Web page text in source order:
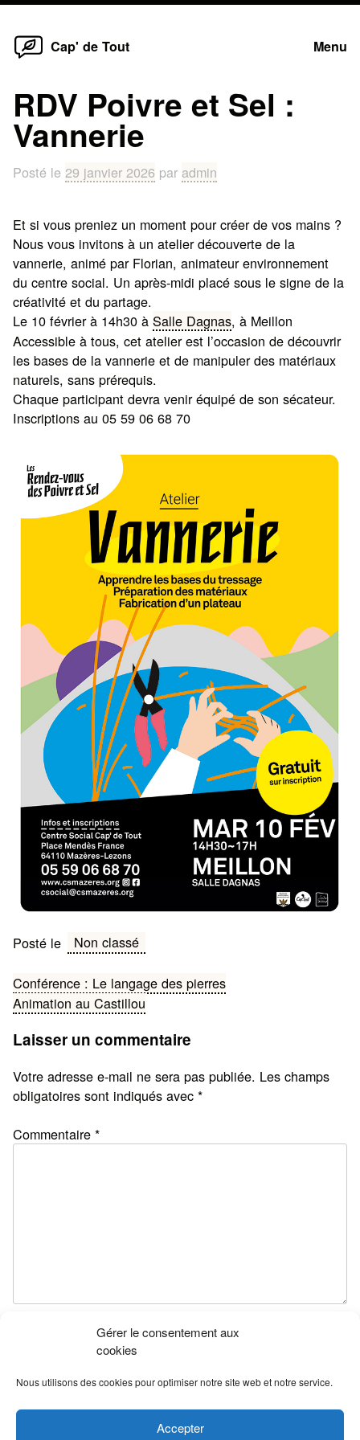
Gérer le consentement aux
cookies
Nous utilisons des cookies pour optimiser notre site web et notre service.
Accepter
Skip
Cap' de Tout Menu
RDV Poivre et Sel :
Vannerie
Posté le 29 janvier 2026 par admin
Et si vous preniez un moment pour créer de vos mains ?
Nous vous invitons à un atelier découverte de la
vannerie, animé par Florian, animateur environnement
du centre social. Un après-midi placé sous le signe de la
créativité et du partage.
Le 10 février à 14h30 àSalle Dagnas, à Meillon
Accessible à tous, cet atelier est l’occasion de découvrir
les bases de la vannerie et de manipuler des matériaux
naturels, sans prérequis.
Chaque participant devra venir équipé de son sécateur.
Inscriptions au 05 59 06 68 70
Posté le Non classé
Navigation
de
l’article
Conférence : Le langage des pierres
Animation au Castillou
Laisser un commentaire
Votre adresse e-mail ne sera pas publiée. Les champs
obligatoires sont indiqués avec*
Commentaire*
E-mail*